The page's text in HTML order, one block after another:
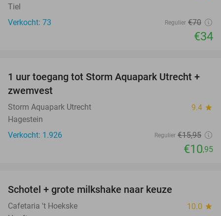
Tiel
Verkocht: 73
Regulier €70
€34
31%
1 uur toegang tot Storm Aquapark Utrecht +
zwemvest
Storm Aquapark Utrecht 9.4 star
Hagestein
Verkocht: 1.926
Regulier €15,95
€10,95
Schotel + grote milkshake naar keuze
Cafetaria 't Hoekske 10.0 star